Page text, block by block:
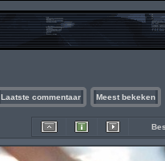
Laatste commentaar Meest bekeken